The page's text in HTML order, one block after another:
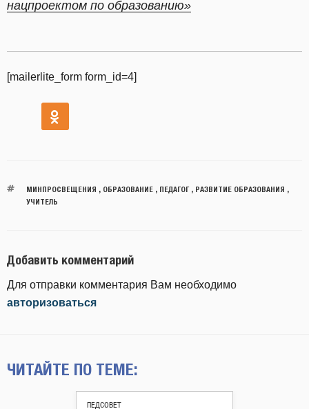
нацпроектом по образованию»
[mailerlite_form form_id=4]
МИНПРОСВЕЩЕНИЯ , ОБРАЗОВАНИЕ, ПЕДАГОГ, РАЗВИТИЕ ОБРАЗОВАНИЯ ,
УЧИТЕЛЬ
Добавить комментарий
Для отправки комментария Вам необходимо
авторизоваться
ЧИТАЙТЕ ПО ТЕМЕ:
ПЕДСОВЕТ